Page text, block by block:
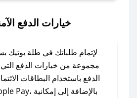
الرسائل الخاصة على تويتر أو
وسنقوم بحل المشكلة
خيارات الدفع
لإتمام طلباتك في طلة بوتيك
مجموعة من خيارات الدفع
الدفع باستخدام البطاقات